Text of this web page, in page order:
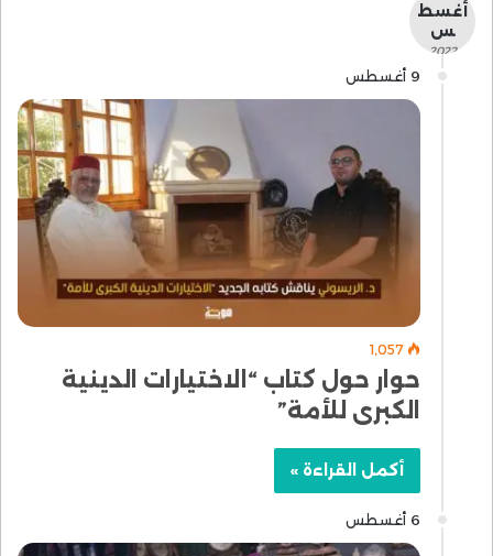
أغسط
س
- 2022 -
9 أغسطس
1٬057
حوار حول كتاب “الاختيارات الدينية
الكبرى للأمة”
أكمل القراءة »
6 أغسطس